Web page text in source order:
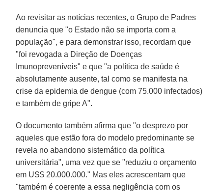
Ao revisitar as notícias recentes, o Grupo de Padres
denuncia que "o Estado não se importa com a
população", e para demonstrar isso, recordam que
"foi revogada a Direção de Doenças
Imunopreveníveis" e que "a política de saúde é
absolutamente ausente, tal como se manifesta na
crise da epidemia de dengue (com 75.000 infectados)
e também de gripe A".
O documento também afirma que "o desprezo por
aqueles que estão fora do modelo predominante se
revela no abandono sistemático da política
universitária", uma vez que se "reduziu o orçamento
em US$ 20.000.000." Mas eles acrescentam que
"também é coerente a essa negligência com os